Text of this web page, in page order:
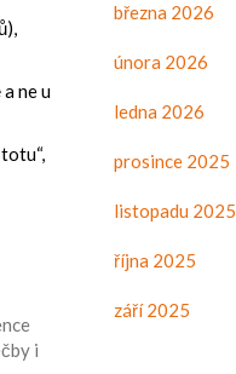
ne u
i
března 2026
února 2026
ledna 2026
prosince 2025
listopadu 2025
října 2025
září 2025